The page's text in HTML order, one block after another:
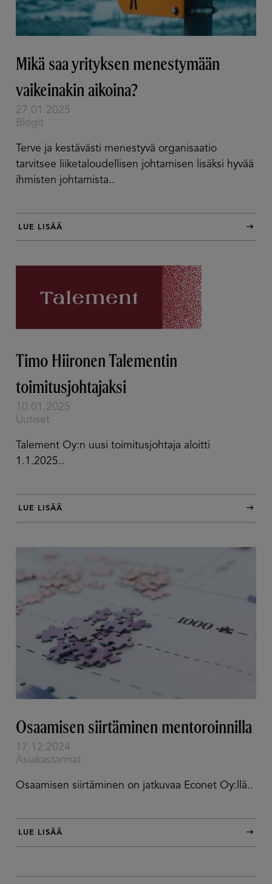
Mikä saa yrityksen menestymään
vaikeinakin aikoina?
27.01.2025
Blogit
Terve ja kestävästi menestyvä organisaatio
tarvitsee liiketaloudellisen johtamisen lisäksi hyvää
ihmisten johtamista..
LUE LISÄÄ
Timo Hiironen Talementin
toimitusjohtajaksi
10.01.2025
Uutiset
Talement Oy:n uusi toimitusjohtaja aloitti
1.1.2025..
LUE LISÄÄ
Osaamisen ­siirtäminen ­mentoroinnilla
17.12.2024
Asiakastarinat
Osaamisen siirtäminen on jatkuvaa Econet Oy:llä..
LUE LISÄÄ